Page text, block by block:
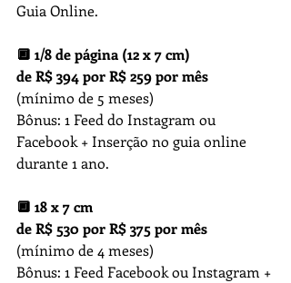
Guia Online.
🔲 1/8 de página (12 x 7 cm)
de R$ 394 por R$ 259 por mês
(mínimo de 5 meses)
Bônus: 1 Feed do Instagram ou
Facebook + Inserção no guia online
durante 1 ano.
🔲 18 x 7 cm
de R$ 530 por R$ 375 por mês
(mínimo de 4 meses)
Bônus: 1 Feed Facebook ou Instagram +